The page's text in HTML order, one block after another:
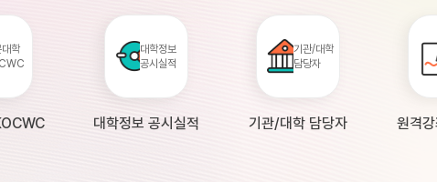
학
대학정보
공시실적
대학정보 공시실적
기관/대학
담당자
기관/대학 담당자 원격